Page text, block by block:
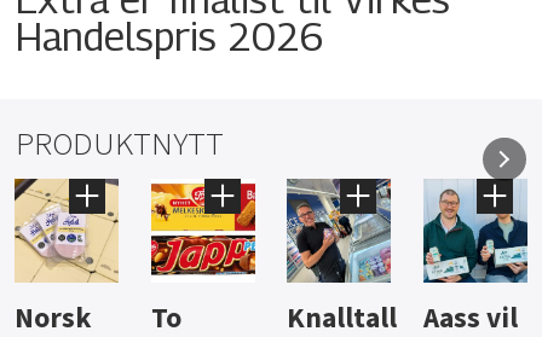
Handelspris 2026
PRODUKTNYTT
Knalltall
Aass vil
Brus og
Hard